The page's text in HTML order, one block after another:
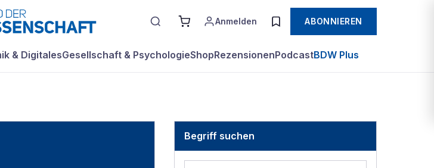
Anmelden ABONNIEREN
& DigitalesGesellschaft & PsychologieShopRezensionenPodcastBDW Plus
Begriff suchen